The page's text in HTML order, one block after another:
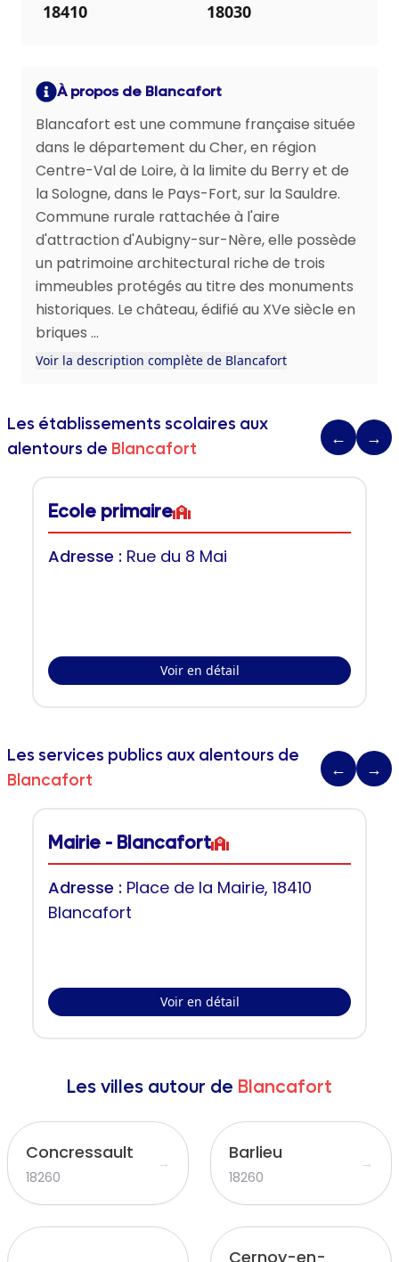
18410 18030
À propos de Blancafort
Blancafort est une commune française située
dans le département du Cher, en région
Centre-Val de Loire, à la limite du Berry et de
la Sologne, dans le Pays-Fort, sur la Sauldre.
Commune rurale rattachée à l'aire
d'attraction d'Aubigny-sur-Nère, elle possède
un patrimoine architectural riche de trois
immeubles protégés au titre des monuments
historiques. Le château, édifié au XVe siècle en
briques ...
Voir la description complète de Blancafort
Les établissements scolaires aux
alentours de Blancafort
← →
Ecole primaire
Adresse : Rue du 8 Mai
Voir en détail
Les services publics aux alentours de
Blancafort
← →
Mairie - Blancafort
Adresse : Place de la Mairie, 18410
Blancafort
Voir en détail
Les villes autour de Blancafort
Concressault
18260
→ Barlieu
18260
→
Cernoy-en-